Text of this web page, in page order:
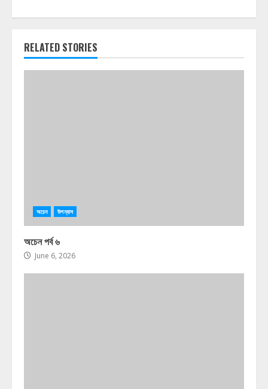
RELATED STORIES
অচেন উপন্যাস
অচেন পর্ব ৬
June 6, 2026